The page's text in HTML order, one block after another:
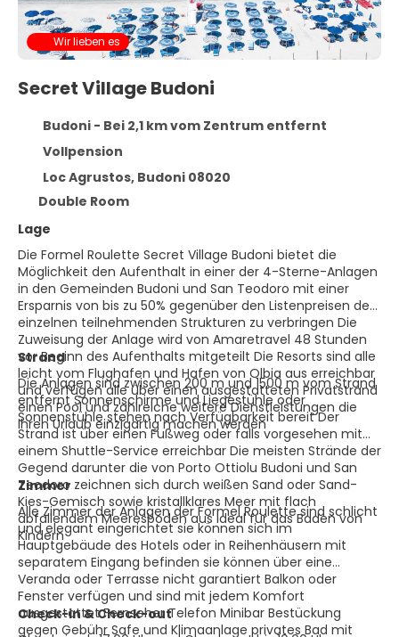
Wir lieben es
Secret Village Budoni
Budoni - Bei 2,1 km vom Zentrum entfernt
Vollpension
Loc Agrustos, Budoni 08020
Double Room
Lage
Die Formel Roulette Secret Village Budoni bietet die
Möglichkeit den Aufenthalt in einer der 4-Sterne-Anlagen
in den Gemeinden Budoni und San Teodoro mit einer
Ersparnis von bis zu 50% gegenüber den Listenpreisen der
einzelnen teilnehmenden Strukturen zu verbringen Die
Zuweisung der Anlage wird von Amaretravel 48 Stunden
vor Beginn des Aufenthalts mitgeteilt Die Resorts sind alle
leicht vom Flughafen und Hafen von Olbia aus erreichbar
und verfügen alle über einen ausgestatteten Privatstrand
einen Pool und zahlreiche weitere Dienstleistungen die
Ihren Urlaub einzigartig machen werden
Strand
Die Anlagen sind zwischen 200 m und 1500 m vom Strand
entfernt Sonnenschirme und Liegestühle oder
Sonnenstühle stehen nach Verfügbarkeit bereit Der
Strand ist über einen Fußweg oder falls vorgesehen mit
einem Shuttle-Service erreichbar Die meisten Strände der
Gegend darunter die von Porto Ottiolu Budoni und San
Teodoro zeichnen sich durch weißen Sand oder Sand-
Kies-Gemisch sowie kristallklares Meer mit flach
abfallendem Meeresboden aus ideal für das Baden von
Kindern
Zimmer
Alle Zimmer der Anlagen der Formel Roulette sind schlicht
und elegant eingerichtet sie können sich im
Hauptgebäude des Hotels oder in Reihenhäusern mit
separatem Eingang befinden sie können über eine
Veranda oder Terrasse nicht garantiert Balkon oder
Fenster verfügen und sind mit jedem Komfort
ausgestattet Fernseher Telefon Minibar Bestückung
gegen Gebühr Safe und Klimaanlage privates Bad mit
Check-in & Check-out